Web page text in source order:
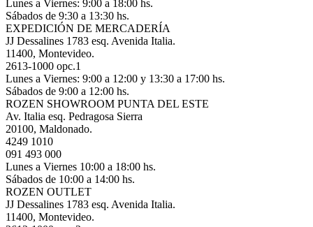
Lunes a Viernes: 9:00 a 18:00 hs.
Sábados de 9:30 a 13:30 hs.
EXPEDICIÓN DE MERCADERÍA
JJ Dessalines 1783 esq. Avenida Italia.
11400, Montevideo.
2613-1000 opc.1
Lunes a Viernes: 9:00 a 12:00 y 13:30 a 17:00 hs.
Sábados de 9:00 a 12:00 hs.
ROZEN SHOWROOM PUNTA DEL ESTE
Av. Italia esq. Pedragosa Sierra
20100, Maldonado.
4249 1010
091 493 000
Lunes a Viernes 10:00 a 18:00 hs.
Sábados de 10:00 a 14:00 hs.
ROZEN OUTLET
JJ Dessalines 1783 esq. Avenida Italia.
11400, Montevideo.